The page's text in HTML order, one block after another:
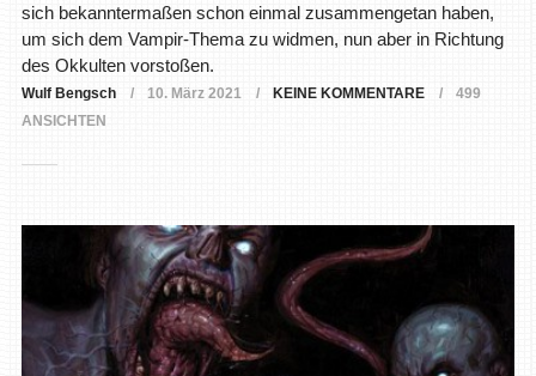
sich bekanntermaßen schon einmal zusammengetan haben,
um sich dem Vampir-Thema zu widmen, nun aber in Richtung
des Okkulten vorstoßen.
Wulf Bengsch 10. März 2021 KEINE KOMMENTARE
499
ANSICHTEN